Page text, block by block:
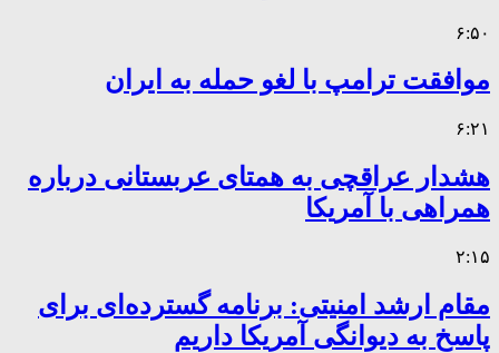
۶:۵۰
موافقت ترامپ با لغو حمله به ایران
۶:۲۱
هشدار عراقچی به همتای عربستانی درباره
همراهی با آمریکا
۲:۱۵
مقام ارشد امنیتی: برنامه گسترده‌ای برای
پاسخ به دیوانگی آمریکا داریم